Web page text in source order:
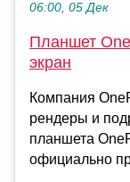
06:00, 05 Дек
Планшет
экран
Компания
рендеры и
планшета
официально